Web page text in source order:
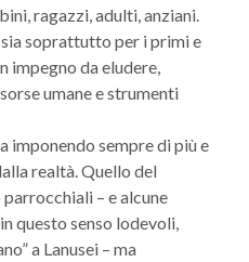
ragazzi, adulti, anziani.
soprattutto per i primi e
impegno da eludere,
umane e strumenti
imponendo sempre di più e
realtà. Quello del
– e alcune
questo senso lodevoli,
a Lanusei – ma